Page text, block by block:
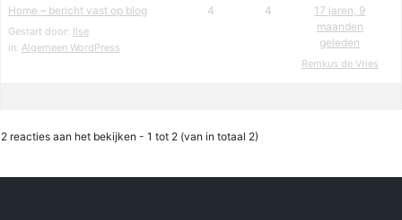
Home – bericht vast op blog
Gestart door: Ilse
in: Algemeen WordPress
4 4
17 jaren, 9
maanden
geleden
Remkus de Vries
2 reacties aan het bekijken - 1 tot 2 (van in totaal 2)